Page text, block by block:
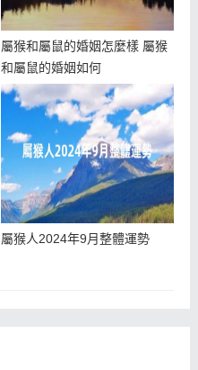
屬猴和屬鼠的婚姻怎麼樣 屬猴
和屬鼠的婚姻如何
屬猴人2024年9月整體運勢